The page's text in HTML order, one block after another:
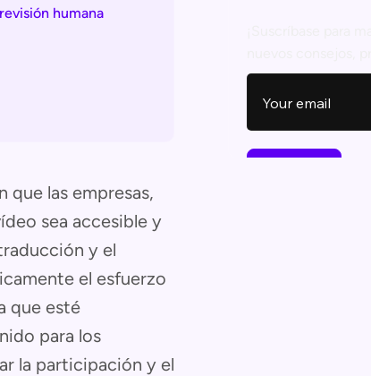
humana
que las empresas,
sea accesible y
y el
el esfuerzo
que esté
para los
la participación y el